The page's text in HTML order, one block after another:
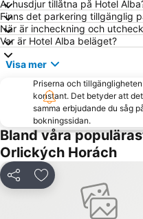
Är husdjur tillåtna på Hotel
Finns det parkering tillgänglig
När är incheckning och
Var är Hotel Alba beläget?
Visa mer
Priserna och
konstant. Det betyder att
samma erbjudande du såg
bokningssidan.
Bland våra
Orlických Horách
Dela Lägg till i Mina